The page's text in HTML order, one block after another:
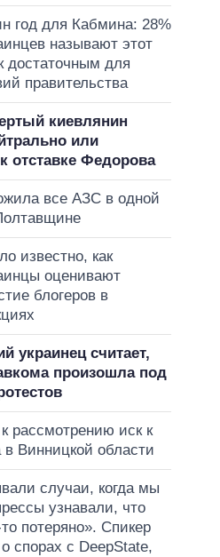
год для Кабмина: 28%
называют этот
достаточным для
правительства
киевлянин
или
отставке Федорова
все АЗС в одной
известно, как
оценивают
блогеров в
украинец считает,
произошла под
рассмотрению иск к
в Винницкой области
случаи, когда мы
узнавали, что
потеряно». Спикер
спорах с DeepState,